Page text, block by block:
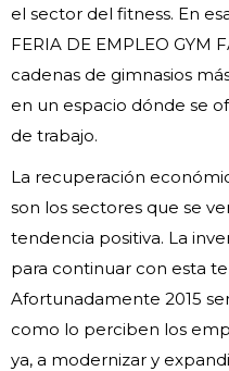
el sector del fitness. En
FERIA DE EMPLEO GYM
cadenas de gimnasios
en un espacio dónde se
de trabajo.
La recuperación
son los sectores que se
tendencia positiva. La
para continuar con esta
Afortunadamente 2015
como lo perciben los
ya, a modernizar y